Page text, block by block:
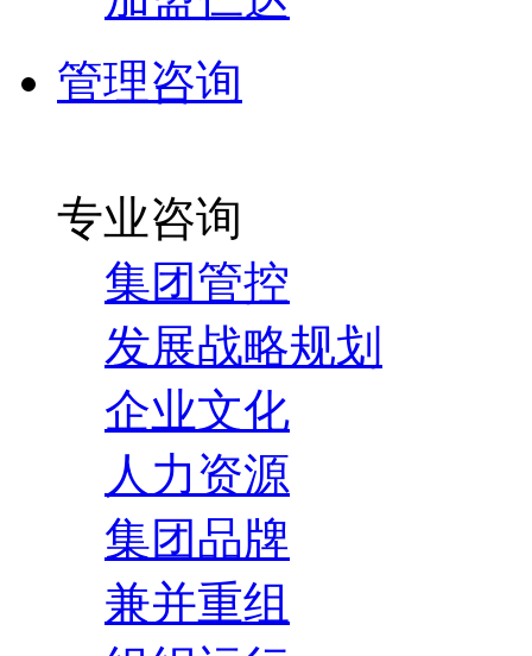
管理咨询
专业咨询
集团管控
发展战略规划
企业文化
人力资源
集团品牌
兼并重组